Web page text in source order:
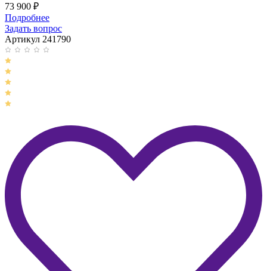
73 900 ₽
Подробнее
Задать вопрос
Артикул 241790